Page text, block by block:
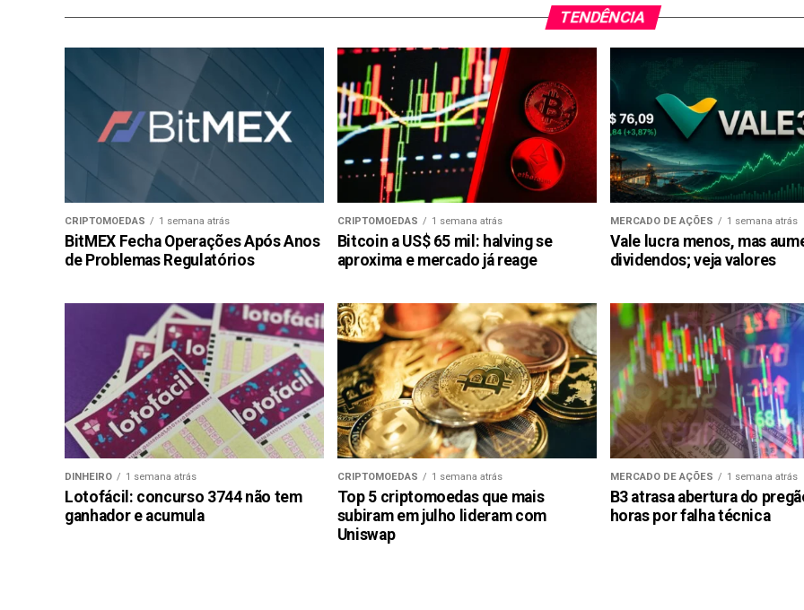
TENDÊNCIA
CRIPTOMOEDAS 1 semana atrás
BitMEX Fecha Operações Após Anos
de Problemas Regulatórios
CRIPTOMOEDAS 1 semana atrás
Bitcoin a US$ 65 mil: halving se
aproxima e mercado já reage
MERCADO DE AÇÕES 1 semana atrás
Vale lucra menos, mas
dividendos; veja valores
DINHEIRO 1 semana atrás
Lotofácil: concurso 3744 não tem
ganhador e acumula
CRIPTOMOEDAS 1 semana atrás
Top 5 criptomoedas que mais
subiram em julho lideram com
Uniswap
MERCADO DE AÇÕES 1 semana atrás
B3 atrasa abertura do
horas por falha técnica